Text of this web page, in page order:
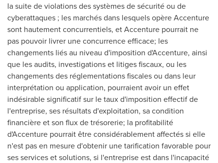
la suite de violations des systèmes de sécurité ou de
cyberattaques ; les marchés dans lesquels opère Accenture
sont hautement concurrentiels, et Accenture pourrait ne
pas pouvoir livrer une concurrence efficace; les
changements liés au niveau d'imposition d'Accenture, ainsi
que les audits, investigations et litiges fiscaux, ou les
changements des réglementations fiscales ou dans leur
interprétation ou application, pourraient avoir un effet
indésirable significatif sur le taux d'imposition effectif de
l'entreprise, ses résultats d'exploitation, sa condition
financière et son flux de trésorerie; la profitabilité
d'Accenture pourrait être considérablement affectés si elle
n'est pas en mesure d'obtenir une tarification favorable pour
ses services et solutions, si l'entreprise est dans l'incapacité